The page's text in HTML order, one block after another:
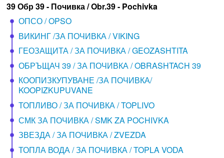
39 Обр 39 - Почивка / Obr.39 - Pochivka
ОПСО / OPSO
ВИКИНГ /ЗА ПОЧИВКА / VIKING
ГЕОЗАЩИТА / ЗА ПОЧИВКА / GEOZASHTITA
ОБРЪЩАЧ 39 / ЗА ПОЧИВКА / OBRASHTACH 39
КООПИЗКУПУВАНЕ /ЗА ПОЧИВКА/
KOOPIZKUPUVANE
ТОПЛИВО / ЗА ПОЧИВКА / TOPLIVO
СМК ЗА ПОЧИВКА / SMK ZA POCHIVKA
ЗВЕЗДА / ЗА ПОЧИВКА / ZVEZDA
ТОПЛА ВОДА / ЗА ПОЧИВКА / TOPLA VODA